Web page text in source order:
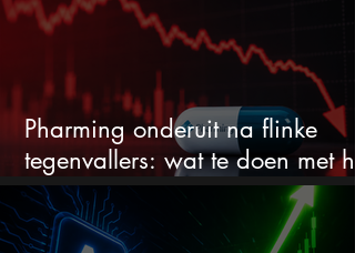
Pharming onderuit na flinke
tegenvallers: wat te doen met
aandeel?